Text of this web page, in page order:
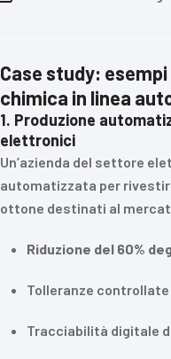
Case study:
chimica in linea
1. Produzione
elettronici
Un’azienda del settore
automatizzata per
ottone destinati al
Riduzione del 60%
Tolleranze controllate
Tracciabilità digitale